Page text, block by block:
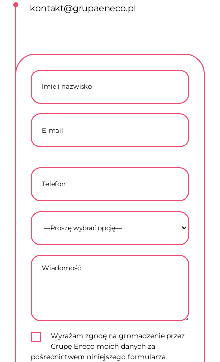
kontakt@grupaeneco.pl
Wyrażam zgodę na gromadzenie przez
Grupę Eneco moich danych za
pośrednictwem niniejszego formularza.